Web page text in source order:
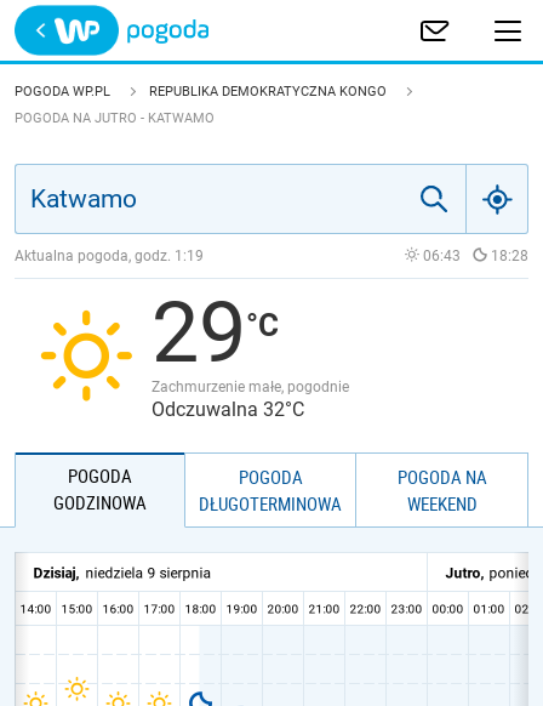
Trwa ładowanie
POLSKA
JAKOŚĆ POWIETRZA
POGODA WP.PL
REPUBLIKA DEMOKRATYCZNA KONGO
POGODA NA JUTRO - KATWAMO
Aktualna pogoda, godz. 1:19 06:43 18:28
29
Zachmurzenie małe, pogodnie
Odczuwalna 32°C
POGODA
GODZINOWA
POGODA
DŁUGOTERMINOWA
POGODA NA
WEEKEND